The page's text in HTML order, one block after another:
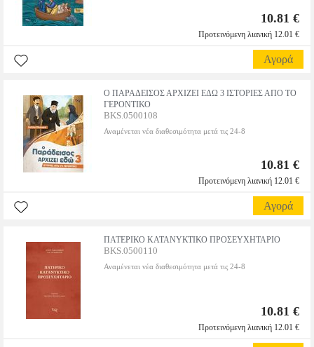
10.81 €
Προτεινόμενη λιανική 12.01 €
Αγορά
Ο ΠΑΡΑΔΕΙΣΟΣ ΑΡΧΙΖΕΙ ΕΔΩ 3 ΙΣΤΟΡΙΕΣ ΑΠΟ ΤΟ
ΓΕΡΟΝΤΙΚΟ
BKS.0500108
Αναμένεται νέα διαθεσιμότητα μετά τις 24-8
10.81 €
Προτεινόμενη λιανική 12.01 €
Αγορά
ΠΑΤΕΡΙΚΟ ΚΑΤΑΝΥΚΤΙΚΟ ΠΡΟΣΕΥΧΗΤΑΡΙΟ
BKS.0500110
Αναμένεται νέα διαθεσιμότητα μετά τις 24-8
10.81 €
Προτεινόμενη λιανική 12.01 €